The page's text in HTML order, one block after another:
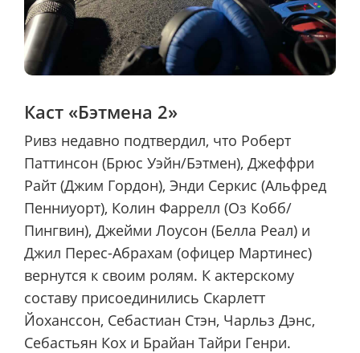
Каст «Бэтмена 2»
Ривз недавно подтвердил, что Роберт
Паттинсон (Брюс Уэйн/Бэтмен), Джеффри
Райт (Джим Гордон), Энди Серкис (Альфред
Пенниуорт), Колин Фаррелл (Оз Кобб/
Пингвин), Джейми Лоусон (Белла Реал) и
Джил Перес-Абрахам (офицер Мартинес)
вернутся к своим ролям. К актерскому
составу присоединились Скарлетт
Йоханссон, Себастиан Стэн, Чарльз Дэнс,
Себастьян Кох и Брайан Тайри Генри.